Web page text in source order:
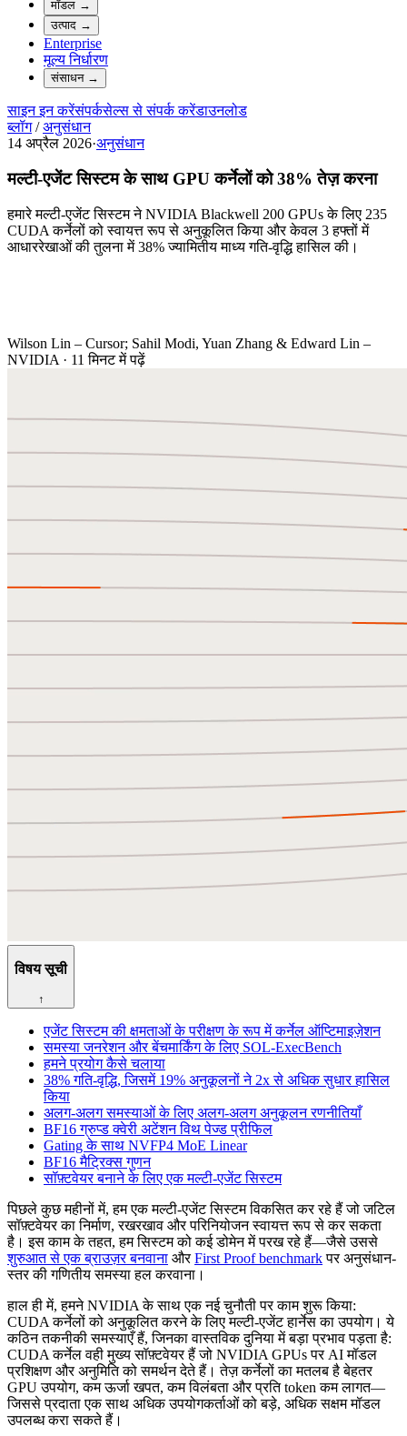
मॉडल →
उत्पाद →
Enterprise
मूल्य निर्धारण
संसाधन→
साइन इन करेंसंपर्कसेल्स से संपर्क करेंडाउनलोड
ब्लॉग / अनुसंधान
14 अप्रैल 2026·अनुसंधान
मल्टी-एजेंट सिस्टम के साथ GPU कर्नेलों को 38% तेज़ करना
हमारे मल्टी-एजेंट सिस्टम ने NVIDIA Blackwell 200 GPUs के लिए 235
CUDA कर्नेलों को स्वायत्त रूप से अनुकूलित किया और केवल 3 हफ्तों में
आधाररेखाओं की तुलना में 38% ज्यामितीय माध्य गति-वृद्धि हासिल की।
Wilson Lin – Cursor; Sahil Modi, Yuan Zhang & Edward Lin –
NVIDIA · 11 मिनट में पढ़ें
विषय सूची
↑
एजेंट सिस्टम की क्षमताओं के परीक्षण के रूप में कर्नेल ऑप्टिमाइज़ेशन
समस्या जनरेशन और बेंचमार्किंग के लिए SOL-ExecBench
हमने प्रयोग कैसे चलाया
38% गति-वृद्धि, जिसमें 19% अनुकूलनों ने 2x से अधिक सुधार हासिल
किया
अलग-अलग समस्याओं के लिए अलग-अलग अनुकूलन रणनीतियाँ
BF16 ग्रुप्ड क्वेरी अटेंशन विथ पेज्ड प्रीफिल
Gating के साथ NVFP4 MoE Linear
BF16 मैट्रिक्स गुणन
सॉफ़्टवेयर बनाने के लिए एक मल्टी-एजेंट सिस्टम
पिछले कुछ महीनों में, हम एक मल्टी-एजेंट सिस्टम विकसित कर रहे हैं जो जटिल
सॉफ़्टवेयर का निर्माण, रखरखाव और परिनियोजन स्वायत्त रूप से कर सकता
है। इस काम के तहत, हम सिस्टम को कई डोमेन में परख रहे हैं—जैसे उससे
शुरुआत से एक ब्राउज़र बनवाना औरFirst Proof benchmarkपर अनुसंधान-
स्तर की गणितीय समस्या हल करवाना।
हाल ही में, हमने NVIDIA के साथ एक नई चुनौती पर काम शुरू किया:
CUDA कर्नेलों को अनुकूलित करने के लिए मल्टी-एजेंट हार्नेस का उपयोग। ये
कठिन तकनीकी समस्याएँ हैं, जिनका वास्तविक दुनिया में बड़ा प्रभाव पड़ता है:
CUDA कर्नेल वही मुख्य सॉफ़्टवेयर हैं जो NVIDIA GPUs पर AI मॉडल
प्रशिक्षण और अनुमिति को समर्थन देते हैं। तेज़ कर्नेलों का मतलब है बेहतर
GPU उपयोग, कम ऊर्जा खपत, कम विलंबता और प्रति token कम लागत—
जिससे प्रदाता एक साथ अधिक उपयोगकर्ताओं को बड़े, अधिक सक्षम मॉडल
उपलब्ध करा सकते हैं।